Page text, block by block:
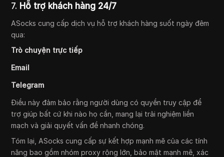
7. Hỗ trợ khách hàng 24/7
ASocks cung cấp dịch vụ hỗ trợ khách hàng suốt ngày đêm
qua:
Trò chuyện trực tiếp
Email
Telegram
Điều này đảm bảo rằng người dùng có quyền truy cập để
trợ giúp bất cứ khi nào họ cần, mang lại trải nghiệm liền
mạch và giải quyết vấn đề nhanh chóng.
Tóm lại, ASocks cung cấp sự kết hợp mạnh mẽ của các tính
năng bao gồm nhóm proxy rộng lớn, bảo mật mạnh mẽ, xác